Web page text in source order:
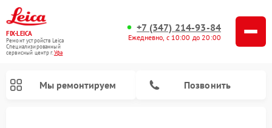
FIX-LEICA
Ремонт устройств Leica
Специализированный
cервисный центр г.Уфа
+7 (347) 214-93-84
Ежедневно, с 10:00 до 20:00
Мы ремонтируем Позвонить